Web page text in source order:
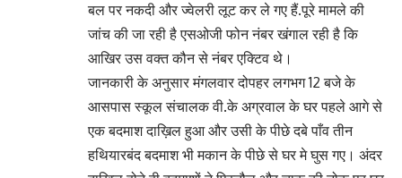
बल पर नकदी और ज्वेलरी लूट कर ले गए हैं.पूरे मामले की
जांच की जा रही है एसओजी फोन नंबर खंगाल रही है कि
आखिर उस वक्त कौन से नंबर एक्टिव थे।
जानकारी के अनुसार मंगलवार दोपहर लगभग 12 बजे के
आसपास स्कूल संचालक वी.के अग्रवाल के घर पहले आगे से
एक बदमाश दाख़िल हुआ और उसी के पीछे दबे पाँव तीन
हथियारबंद बदमाश भी मकान के पीछे से घर मे घुस गए। अंदर